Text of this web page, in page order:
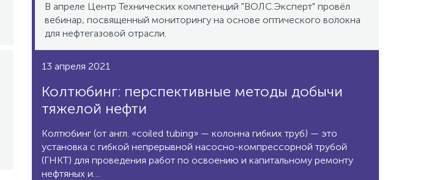
В апреле Центр Технических компетенций "ВОЛС.Эксперт" провёл
вебинар, посвященный мониторингу на основе оптического волокна
для нефтегазовой отрасли.
13 апреля 2021
Колтюбинг: перспективные методы добычи
тяжелой нефти
Колтюбинг (от англ. «coiled tubing» — колонна гибких труб) — это
установка с гибкой непрерывной насосно-компрессорной трубой
(ГНКТ) для проведения работ по освоению и капитальному ремонту
нефтяных и…